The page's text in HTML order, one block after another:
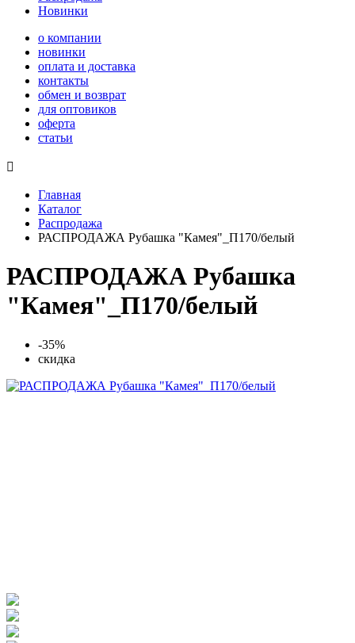
Новинки
о компании
новинки
оплата и доставка
контакты
обмен и возврат
для оптовиков
оферта
статьи

Главная
Каталог
Распродажа
РАСПРОДАЖА Рубашка "Камея"_П170/белый
РАСПРОДАЖА Рубашка
"Камея"_П170/белый
-35%
скидка